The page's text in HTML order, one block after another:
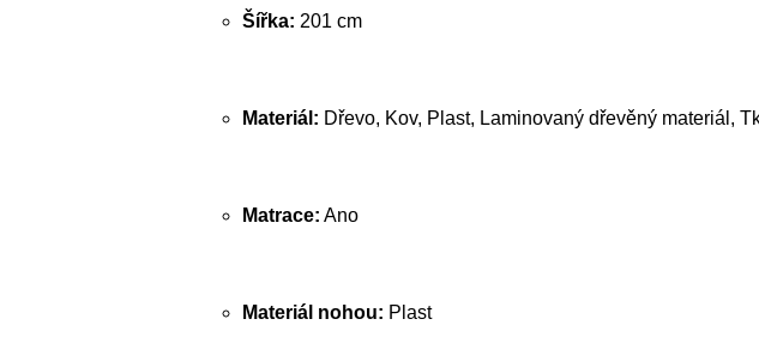
Šířka: 201 cm
Materiál: Dřevo, Kov, Plast, Laminovaný dřevěný materiál,
Matrace: Ano
Materiál nohou: Plast